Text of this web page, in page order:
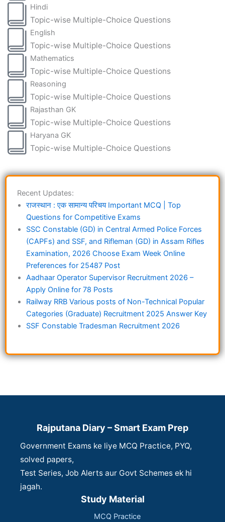
Hindi
Topic-wise Multiple-Choice Questions
English
Topic-wise Multiple-Choice Questions
Mathematics
Topic-wise Multiple-Choice Questions
Reasoning
Topic-wise Multiple-Choice Questions
Rajasthan GK
Topic-wise Multiple-Choice Questions
Haryana GK
Topic-wise Multiple-Choice Questions
Recent Updates:
राजस्थान : एक सामान्य परिचय Important MCQ | Top
Questions for Competitive Exams
SSC Constable (GD) in Central Armed Police Forces
(CAPFs) and SSF, and Rifleman (GD) in Assam Rifles
Examination, 2026 Choose Exam Week Online
Preferences for 25487 Post
Aadhaar Operator Supervisor Recruitment 2026 –
Apply Online for 78 Posts
Railway RRB Various posts of Non-Technical Popular
Categories (Graduate) Recruitment 2025 Answer Key
SSF Constable Tradesman Recruitment 2026
Rajputana Diary – Smart Exam Prep
Government Exams ke liye MCQ Practice, PYQ,
solved papers,
Test Series, Job Alerts aur Govt Schemes ek hi
jagah.
Study Material
MCQ Practice